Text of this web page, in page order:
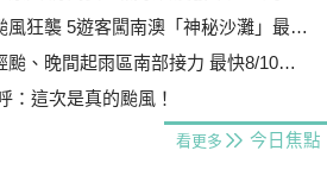
襲 5遊客闖南澳「神秘沙灘」最高罰25萬
晚間起雨區南部接力 最快8/10晨解除海警
：這次是真的颱風！
看更多 今日焦點